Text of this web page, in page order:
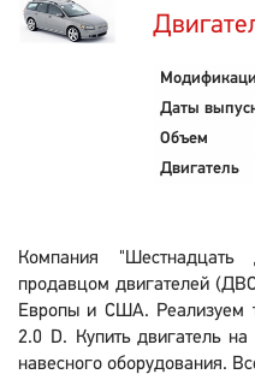
Даты
Объем
Двигатель
Компания "Шестнадцать
продавцом двигателей
Европы и США. Реализуем
2.0 D. Купить двигатель
навесного оборудования.